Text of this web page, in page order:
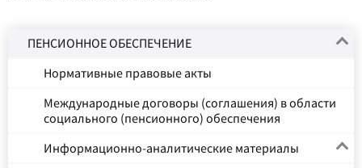
ПЕНСИОННОЕ ОБЕСПЕЧЕНИЕ
Нормативные правовые акты
Международные договоры (соглашения) в области
социального (пенсионного) обеспечения
Информационно-аналитические материалы